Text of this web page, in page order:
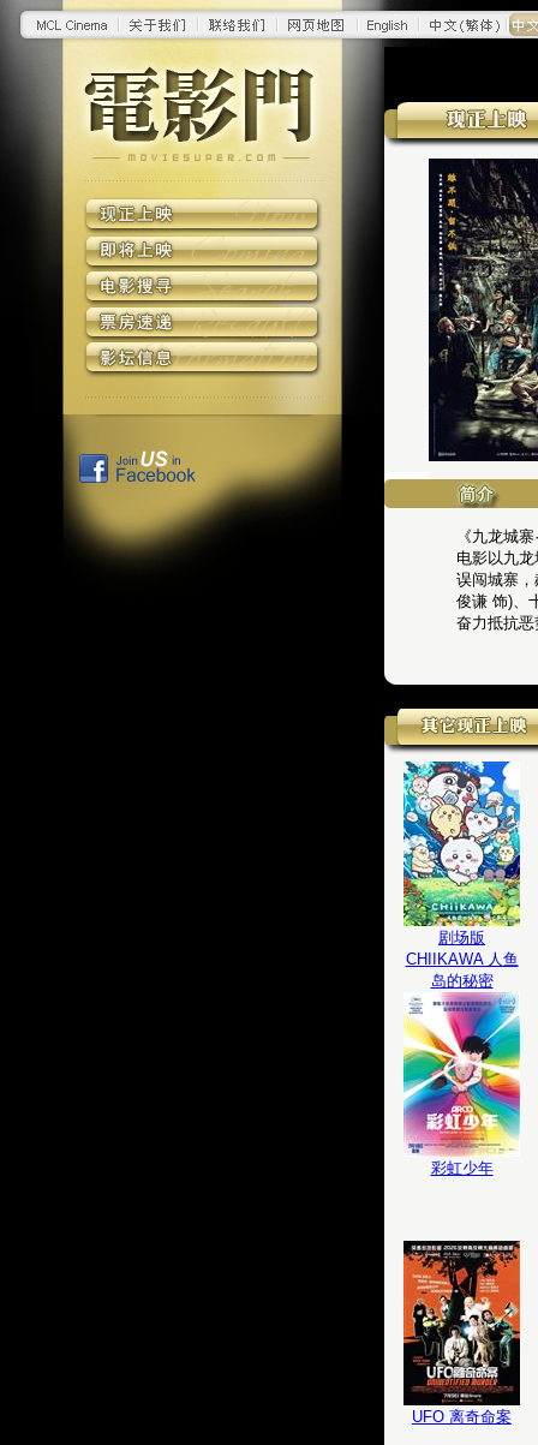
《九龙城
电影以九
误闯城寨
俊谦 饰)、
奋力抵抗
剧场版
CHIIKAWA 人鱼
岛的秘密
彩虹少年
UFO 离奇命案